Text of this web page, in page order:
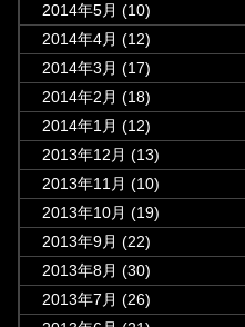
2014年5月 (10)
2014年4月 (12)
2014年3月 (17)
2014年2月 (18)
2014年1月 (12)
2013年12月 (13)
2013年11月 (10)
2013年10月 (19)
2013年9月 (22)
2013年8月 (30)
2013年7月 (26)